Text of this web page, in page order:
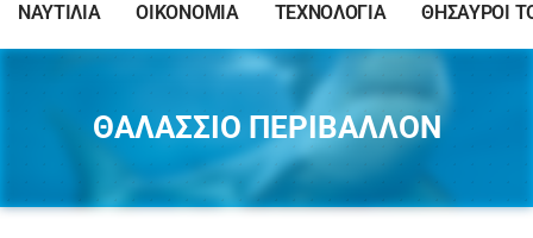
ΝΑΥΤΙΛΙΑ ΟΙΚΟΝΟΜΙΑ ΤΕΧΝΟΛΟΓΙΑ ΘΗΣΑΥΡΟΙ
ΘΑΛΑΣΣΙΟ ΠΕΡΙΒΑΛΛΟΝ